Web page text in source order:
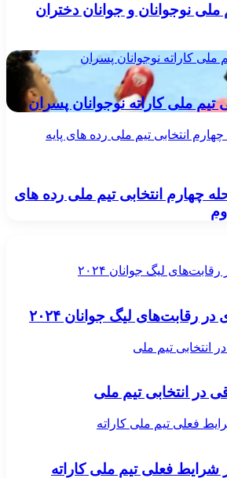
ملی نوجوانان و جوانان دختران
ملی کاراته نوجوانان پسران
تیم ملی کاراته نوجوانان پسران
انتخابی تیم ملی رده های پایه
چهارم انتخابی تیم ملی رده های
لیگ جوانان ۲۰۲۴
رقابت‌های لیگ جوانان ۲۰۲۴
انتخابی تیم ملی
در انتخابی تیم ملی
فعلی تیم ملی کاراته
فعلی تیم ملی کاراته